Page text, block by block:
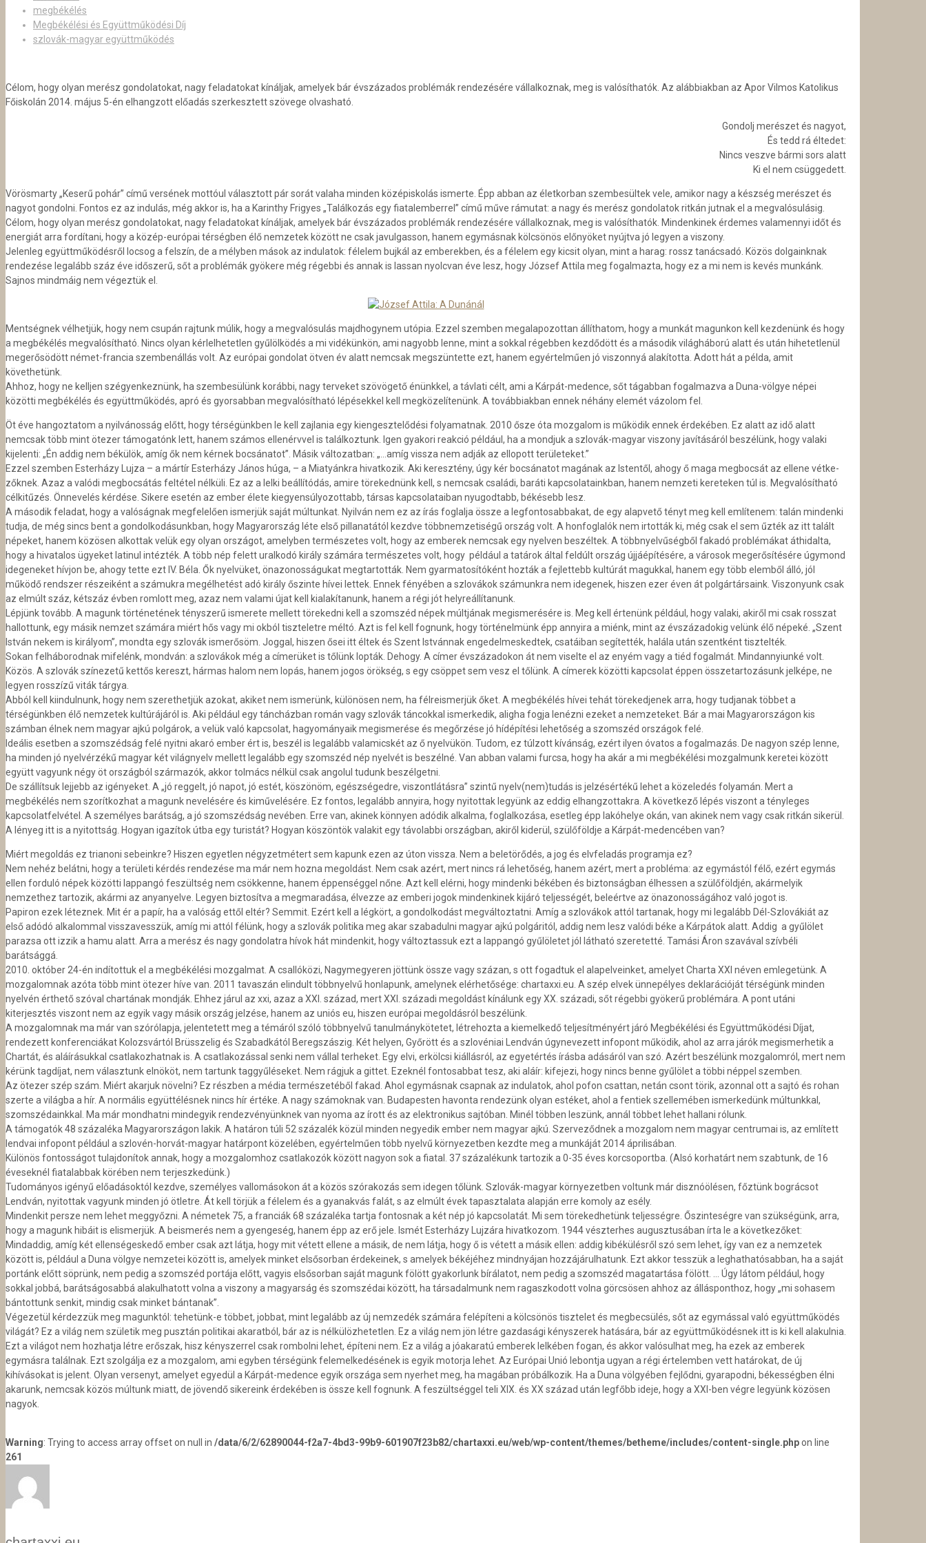
megbékélés
Megbékélési és Együttműködési Díj
szlovák-magyar együttműködés
Célom, hogy olyan merész gondolatokat, nagy feladatokat kínáljak, amelyek bár évszázados problémák rendezésére vállalkoznak, meg is valósíthatók. Az alábbiakban az Apor Vilmos Katolikus
Főiskolán 2014. május 5-én elhangzott előadás szerkesztett szövege olvasható.
Gondolj merészet és nagyot,
És tedd rá éltedet:
Nincs veszve bármi sors alatt
Ki el nem csüggedett.
Vörösmarty „Keserű pohár” című versének mottóul választott pár sorát valaha minden középiskolás ismerte. Épp abban az életkorban szembesültek vele, amikor nagy a készség merészet és
nagyot gondolni. Fontos ez az indulás, még akkor is, ha a Karinthy Frigyes „Találkozás egy fiatalemberrel” című mű­ve rámutat: a nagy és merész gondolatok ritkán jutnak el a megvalósulásig.
Célom, hogy olyan merész gondolatokat, nagy feladatokat kínáljak, amelyek bár évszázados problémák rendezésére vállalkoznak, meg is valósíthatók. Mindenkinek érdemes va­lamennyi időt és
energiát arra fordítani, hogy a közép-európai térségben élő nemzetek között ne csak javulgasson, hanem egymásnak kölcsönös előnyöket nyújtva jó legyen a viszony.
Jelenleg együttműködésről locsog a felszín, de a mélyben mások az indulatok: félelem bujkál az emberekben, és a félelem egy kicsit olyan, mint a harag: rossz tanácsadó. Közös dolgainknak
rende­zése legalább száz éve időszerű, sőt a problémák gyökere még régebbi és annak is lassan nyolcvan éve lesz, hogy József Attila meg fogalmaz­ta, hogy ez a mi nem is kevés munkánk.
Sajnos mindmáig nem végeztük el.
Mentségnek vélhetjük, hogy nem csupán rajtunk múlik, hogy a megvalósulás majdhogynem utó­pia. Ezzel szemben megalapozottan állíthatom, hogy a munkát magunkon kell kezdenünk és hogy
a megbékélés megvalósítható. Nincs olyan kérlelhetetlen gyűlölködés a mi vidékünkön, ami nagyobb lenne, mint a sokkal régebben kezdődött és a második világháború alatt és után hihetetlenül
megerősödött német-francia szembenállás volt. Az európai gondolat ötven év alatt nemcsak meg­szün­tette ezt, hanem egyértelműen jó viszonnyá alakí­totta. Adott hát a példa, amit
követhetünk.
Ahhoz, hogy ne kelljen szégyenkeznünk, ha szembesülünk korábbi, nagy terveket szövögető énünk­kel, a távlati célt, ami a Kárpát-medence, sőt tágabban fogalmazva a Duna-völgye népei
közötti megbékélés és együttműködés, apró és gyorsabban megvalósítható lépésekkel kell megköze­líte­nünk. A továbbiakban ennek néhány elemét vázolom fel.
Öt éve hangoztatom a nyilvánosság előtt, hogy térségünkben le kell zajlania egy kiengesztelődési folyamatnak. 2010 ősze óta mozgalom is működik ennek érdekében. Ez alatt az idő alatt
nemcsak több mint ötezer támogatónk lett, hanem számos ellenérvvel is találkoztunk. Igen gyakori reakció például, ha a mondjuk a szlovák-magyar viszony javításáról beszélünk, hogy valaki
kijelenti: „Én addig nem békülök, amíg ők nem kérnek bocsánatot”. Másik változatban: „…amíg vissza nem adják az ellopott területeket.”
Ezzel szemben Esterházy Lujza – a mártír Esterházy János húga, – a Miatyánkra hivatkozik. Aki keresztény, úgy kér bocsánatot magának az Istentől, ahogy ő maga megbocsát az ellene vétke­
zőknek. Azaz a valódi megbocsátás feltétel nélküli. Ez az a lelki beállítódás, amire törekednünk kell, s nemcsak családi, baráti kapcsolatainkban, hanem nemzeti kereteken túl is. Megvalósítható
célkitűzés. Önnevelés kérdése. Sikere esetén az ember élete kiegyensúlyozottabb, társas kapcsola­tai­ban nyugodtabb, békésebb lesz.
A második feladat, hogy a valóságnak megfelelően ismerjük saját múltunkat. Nyilván nem ez az írás foglalja össze a legfontosabbakat, de egy alapvető tényt meg kell említenem: talán mindenki
tudja, de még sincs bent a gondolkodásunkban, hogy Magyarország léte első pillanatától kezdve többnemzetiségű ország volt. A honfoglalók nem irtották ki, még csak el sem űzték az itt talált
né­peket, hanem közösen alkottak velük egy olyan országot, amelyben természetes volt, hogy az embe­rek nemcsak egy nyelven beszéltek. A többnyelvűségből fakadó problémákat áthidalta,
hogy a hivatalos ügyeket latinul intézték. A több nép felett uralkodó király számára természetes volt, hogy például a tatárok által feldúlt ország újjáépítésére, a városok megerősítésére úgymond
idegeneket hívjon be, ahogy tette ezt IV. Béla. Ők nyelvüket, önazonosságukat megtartották. Nem gyarma­tosítóként hozták a fejlettebb kultúrát magukkal, hanem egy több elemből álló, jól
működő rendszer részeiként a számukra megélhetést adó király őszinte hívei lettek. Ennek fényében a szlovákok számunkra nem idegenek, hiszen ezer éven át polgártársaink. Viszonyunk csak
az elmúlt száz, kétszáz évben romlott meg, azaz nem valami újat kell kialakítanunk, hanem a régi jót helyre­állítanunk.
Lépjünk tovább. A magunk történetének tényszerű ismerete mellett törekedni kell a szomszéd népek múltjának megismerésére is. Meg kell értenünk például, hogy valaki, akiről mi csak rosszat
hallot­tunk, egy másik nemzet számára miért hős vagy mi okból tiszteletre méltó. Azt is fel kell fognunk, hogy történelmünk épp annyira a miénk, mint az évszázadokig velünk élő népeké. „Szent
István nekem is királyom”, mondta egy szlovák ismerősöm. Joggal, hiszen ősei itt éltek és Szent Istvánnak engedel­meskedtek, csatáiban segítették, halála után szentként tisztelték.
Sokan felháborodnak mifelénk, mondván: a szlovákok még a címerüket is tőlünk lopták. Dehogy. A címer évszázadokon át nem viselte el az enyém vagy a tiéd fogalmát. Mindannyiunké volt.
Közös. A szlovák színezetű kettős kereszt, hármas halom nem lopás, hanem jogos örökség, s egy csöppet sem vesz el tőlünk. A címerek közötti kapcsolat éppen összetartozásunk jelképe, ne
legyen rosszízű viták tárgya.
Abból kell kiindulnunk, hogy nem szerethetjük azokat, akiket nem ismerünk, különösen nem, ha félreismerjük őket. A megbékélés hívei tehát törekedjenek arra, hogy tudjanak többet a
térségünkben élő nemzetek kultú­rájáról is. Aki például egy táncházban román vagy szlovák táncokkal ismerkedik, aligha fogja le­nézni ezeket a nemzeteket. Bár a mai Magyarországon kis
számban élnek nem magyar ajkú polgá­rok, a velük való kapcsolat, hagyományaik megismerése és megőrzése jó hídépítési lehetőség a szomszéd országok felé.
Ideális esetben a szomszédság felé nyitni akaró ember ért is, beszél is legalább valamicskét az ő nyelvükön. Tudom, ez túlzott kívánság, ezért ilyen óvatos a fogalmazás. De nagyon szép lenne,
ha minden jó nyelvérzékű magyar két világnyelv mellett legalább egy szomszéd nép nyelvét is beszél­né. Van abban valami furcsa, hogy ha akár a mi megbékélési mozgalmunk keretei között
együtt va­gyunk négy öt országból származók, akkor tolmács nélkül csak angolul tudunk beszélgetni.
De szállítsuk lejjebb az igényeket. A „jó reggelt, jó napot, jó estét, köszönöm, egészségedre, vi­szontlátásra” szintű nyelv(nem)tudás is jelzésértékű lehet a közeledés folyamán. Mert a
megbékélés nem szorítkozhat a magunk nevelésére és kiművelésére. Ez fontos, legalább annyira, hogy nyitottak legyünk az eddig elhangzottakra. A következő lépés viszont a tényleges
kapcsolatfelvétel. A szemé­lyes barátság, a jó szomszédság nevében. Erre van, akinek könnyen adódik alkalma, foglal­kozása, esetleg épp lakóhelye okán, van akinek nem vagy csak ritkán sikerül.
A lényeg itt is a nyitottság. Hogyan igazítok útba egy turistát? Hogyan köszöntök valakit egy távolabbi országban, akiről kide­rül, szülőföldje a Kárpát-medencében van?
Miért megoldás ez trianoni sebeinkre? Hiszen egyetlen négyzetmétert sem kapunk ezen az úton vissza. Nem a beletörődés, a jog és elvfeladás programja ez?
Nem nehéz belátni, hogy a területi kérdés rendezése ma már nem hozna megoldást. Nem csak azért, mert nincs rá lehetőség, hanem azért, mert a probléma: az egymástól félő, ezért egymás
ellen forduló népek kö­zötti lappangó feszültség nem csökkenne, hanem éppenséggel nőne. Azt kell elérni, hogy mindenki békében és biztonságban élhessen a szülőföldjén, akármelyik
nemzethez tartozik, akármi az anyanyelve. Legyen biztosítva a megmaradása, élvezze az emberi jogok minden­kinek kijáró tel­jességét, beleértve az önazonosságához való jogot is.
Papiron ezek léteznek. Mit ér a papír, ha a valóság ettől eltér? Semmit. Ezért kell a légkört, a gon­dolkodást megváltoztatni. Amíg a szlovákok attól tartanak, hogy mi legalább Dél-Sz­lovákiát az
első adódó alkalommal visszavesszük, amíg mi attól félünk, hogy a szlovák politika meg akar szabadulni magyar ajkú polgáritól, addig nem lesz valódi béke a Kárpátok alatt. Addig a gyűlölet
parazsa ott izzik a hamu alatt. Arra a merész és nagy gondolatra hívok hát mindenkit, hogy változtassuk ezt a lappangó gyűlöletet jól látható szeretetté. Tamási Áron szavával szívbéli
barátsággá.
2010. október 24-én indítottuk el a megbékélési mozgalmat. A csallóközi, Nagymegyeren jöt­tünk össze vagy százan, s ott fogadtuk el alapelveinket, amelyet Charta XXI néven emlegetünk. A
moz­galomnak azóta több mint ötezer híve van. 2011 tavaszán elindult többnyelvű honlapunk, amelynek elérhető­sége: chartaxxi.eu. A szép elvek ünnepélyes deklarációját térségünk minden
nyelvén érthető szóval chartának mondják. Ehhez járul az xxi, azaz a XXI. század, mert XXI. századi megoldást kínálunk egy XX. századi, sőt régebbi gyökerű problémára. A pont utáni
kiterjesztés viszont nem az egyik vagy másik ország jelzése, hanem az uniós eu, hiszen európai megoldásról beszélünk.
A mozgalomnak ma már van szórólapja, jelentetett meg a témáról szóló többnyelvű tanulmányköte­tet, létrehozta a kiemelkedő teljesítményért járó Megbékélési és Együttműködési Díjat,
rendezett konferenciákat Kolozsvártól Brüsszelig és Szabadkától Beregszászig. Két helyen, Győrött és a szlo­véniai Lendván úgynevezett infopont működik, ahol az arra járók megismerhetik a
Chartát, és alá­írásukkal csatlakozhatnak is. A csatlakozással senki nem vállal terheket. Egy elvi, erkölcsi kiállás­ról, az egyetértés írásba adásáról van szó. Azért beszélünk mozgalomról, mert nem
kérünk tagdíjat, nem választunk elnököt, nem tartunk taggyűléseket. Nem rágjuk a gittet. Ezeknél fontosabbat tesz, aki aláír: kifejezi, hogy nincs benne gyűlölet a többi néppel szemben.
Az ötezer szép szám. Miért akarjuk növelni? Ez részben a média természetéből fakad. Ahol egy­másnak csapnak az indulatok, ahol pofon csattan, netán csont törik, azonnal ott a sajtó és rohan
szerte a világba a hír. A normális együttélésnek nincs hír értéke. A nagy számoknak van. Budapesten havonta rendezünk olyan estéket, ahol a fentiek szellemében ismerkedünk múltunkkal,
szomszéda­inkkal. Ma már mondhatni mindegyik rendezvényünknek van nyoma az írott és az elektronikus saj­tóban. Minél többen leszünk, annál többet lehet hallani rólunk.
A támogatók 48 százaléka Magyarországon lakik. A határon túli 52 százalék közül minden negyedik ember nem magyar ajkú. Szerveződnek a mozgalom nem magyar centrumai is, az említett
lendvai infopont például a szlovén-horvát-magyar határpont közelében, egyértelműen több nyelvű környe­zetben kezdte meg a munkáját 2014 áprilisában.
Különös fontosságot tulajdonítok annak, hogy a mozgalomhoz csatlakozók között nagyon sok a fiatal. 37 százalékunk tartozik a 0-35 éves korcsoportba. (Alsó kor­határt nem szabtunk, de 16
éveseknél fiatalabbak körében nem terjeszkedünk.)
Tudományos igényű előadásoktól kezdve, személyes vallomásokon át a közös szórakozás sem ide­gen tőlünk. Szlovák-magyar környezetben voltunk már disznóölésen, főztünk bográcsot
Lendván, nyitottak vagyunk minden jó ötletre. Át kell törjük a félelem és a gyanakvás falát, s az elmúlt évek tapasztalata alapján erre komoly az esély.
Mindenkit persze nem lehet meggyőzni. A németek 75, a franciák 68 százaléka tartja fontosnak a két nép jó kapcsolatát. Mi sem törekedhetünk teljességre. Őszinteségre van szükségünk, arra,
hogy a magunk hibáit is elismerjük. A beismerés nem a gyengeség, hanem épp az erő jele. Ismét Esterházy Lujzára hivatkozom. 1944 vészterhes augusztusában írta le a következőket:
Mindaddig, amíg két ellenségeskedő ember csak azt látja, hogy mit vétett ellene a másik, de nem látja, hogy ő is vétett a másik ellen: addig kibékülésről szó sem lehet, így van ez a nemzetek
között is, például a Duna völgye nemzetei között is, amelyek minket elsősorban érdekeinek, s amelyek békéjéhez mind­nyájan hozzá­járul­hatunk. Ezt akkor tesszük a leghathatósabban, ha a saját
portánk előtt söprünk, nem pedig a szomszéd portája előtt, vagyis elsősorban saját magunk fölött gyakorlunk bírálatot, nem pedig a szomszéd magatartása fölött. … Úgy látom például, hogy
sokkal jobbá, barátságosab­bá alakulhatott volna a viszony a magyarság és szomszédai között, ha társadalmunk nem ragaszko­dott volna görcsösen ahhoz az állásponthoz, hogy „mi sohasem
bántottunk senkit, mindig csak min­ket bántanak”.
Végezetül kérdezzük meg magunktól: tehe­tünk-e többet, jobbat, mint legalább az új nemzedék szá­mára felépí­teni a kölcsönös tisztelet és meg­becsülés, sőt az egymással való együttműködés
világát? Ez a világ nem születik meg pusztán politikai akaratból, bár az is nélkülözhetetlen. Ez a világ nem jön létre gazda­sági kényszerek hatására, bár az együttműködésnek itt is ki kell alakulnia.
Ezt a vilá­got nem hozhatja létre erő­szak, hisz kényszerrel csak rombolni lehet, építeni nem. Ez a világ a jó­akaratú emberek lelkében fogan, és akkor valósul­hat meg, ha ezek az emberek
egymásra találnak. Ezt szolgálja ez a mozgalom, ami egyben térségünk felemelkedésének is egyik motorja lehet. Az Európai Unió lebontja ugyan a régi értelemben vett határokat, de új
kihívásokat is jelent. Olyan ver­senyt, amelyet egyedül a Kárpát-medence egyik országa sem nyerhet meg, ha magában próbálko­zik. Ha a Duna völgyében fejlődni, gyarapodni, békességben élni
akarunk, nemcsak közös múltunk miatt, de jövendő sikereink érdekében is össze kell fognunk. A feszültséggel teli XIX. és XX század után legfőbb ideje, hogy a XXI-ben végre legyünk közösen
nagyok.
Warning: Trying to access array offset on null in /data/6/2/62890044-f2a7-4bd3-99b9-601907f23b82/chartaxxi.eu/web/wp-content/themes/betheme/includes/content-single.phpon line
261